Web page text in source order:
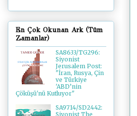
En Çok Okunan Ark (Tüm
Zamanlar)
SA8633/TG296:
Siyonist
Jerusalem Post:
"İran, Rusya, Çin
ve Türkiye
'ABD’nin
Çöküşü'nü Kutluyor"
SA9714/SD2442:
Siyonist The